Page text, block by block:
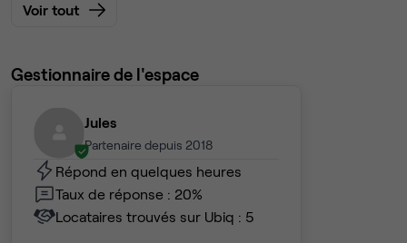
Voir tout
Gestionnaire de l'espace
Jules
Partenaire depuis 2018
Répond en quelques heures
Taux de réponse : 20%
Locataires trouvés sur Ubiq : 5